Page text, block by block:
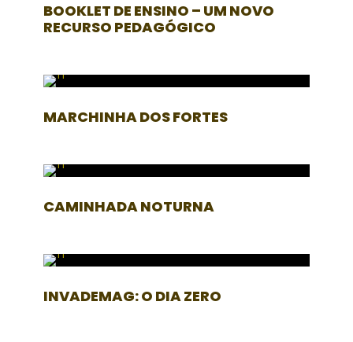
BOOKLET DE ENSINO – UM NOVO
RECURSO PEDAGÓGICO
MARCHINHA DOS FORTES
CAMINHADA NOTURNA
INVADEMAG: O DIA ZERO